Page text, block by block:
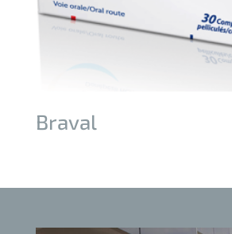
Braval